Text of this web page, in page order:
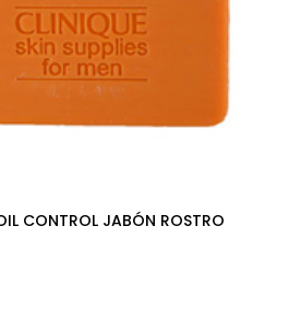
CONTROL JABÓN ROSTRO